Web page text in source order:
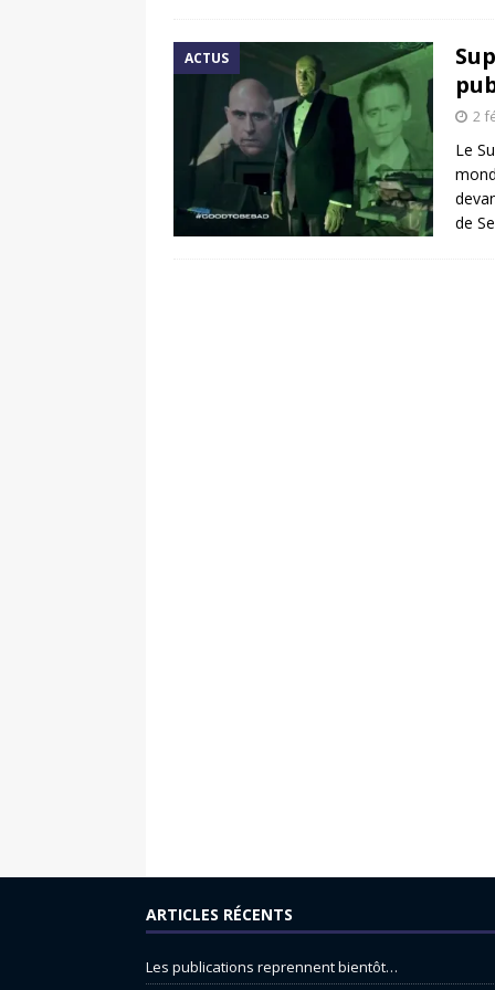
ACTUS
2
Le
de
ARTICLES RÉCENTS
Les publications reprennent bientôt…